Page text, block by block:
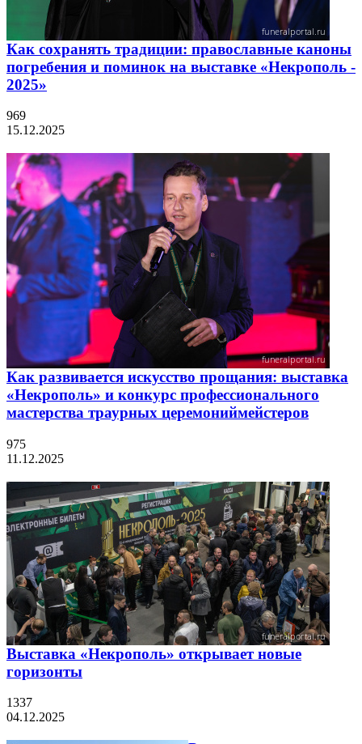
Как сохранять традиции: православные каноны
погребения и поминок на выставке «Некрополь -
2025»
969
15.12.2025
Как развивается искусство прощания: выставка
«Некрополь» и конкурс профессионального
мастерства траурных церемониймейстеров
975
11.12.2025
Выставка «Некрополь» открывает новые
горизонты
1337
04.12.2025